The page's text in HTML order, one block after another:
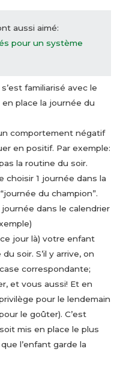
aussi aimé:
pour un système
familiarisé avec le
place la journée du
comportement négatif
en positif. Par exemple:
la routine du soir.
choisir 1 journée dans la
du champion”.
dans le calendrier
jour là) votre enfant
soir. S’il y arrive, on
correspondante;
et vous aussi! Et en
pour le lendemain
le goûter). C’est
mis en place le plus
l’enfant garde la